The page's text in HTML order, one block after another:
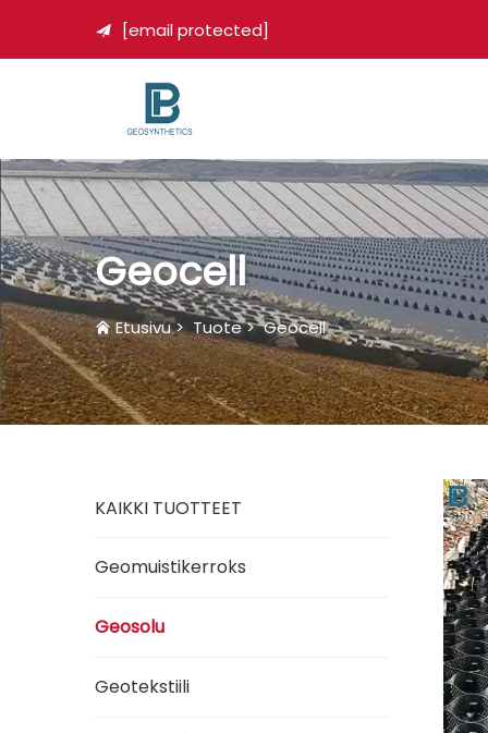
 [email protected]
Geocell
Etusivu>Tuote>Geocell
KAIKKI TUOTTEET
Geomuistikerroks
Geosolu
Geotekstiili